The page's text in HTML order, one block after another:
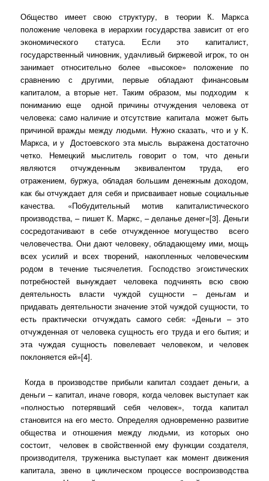
Общество имеет свою структуру, в теории К. Маркса
положение человека в иерархии государства зависит от его
экономического статуса. Если это капиталист,
государственный чиновник, удачливый биржевой игрок, то он
занимает относительно более «высокое» положение по
сравнению с другими, первые обладают финансовым
капиталом, а вторые нет. Таким образом, мы подходим
к
пониманию еще
одной причины отчуждения человека от
человека: само наличие и отсутствие капитала может быть
причиной вражды между людьми. Нужно сказать, что и у К.
Маркса, и у Достоевского эта мысль выражена достаточно
четко. Немецкий мыслитель говорит о том, что деньги
являются отчужденным эквивалентом труда, его
отражением, буржуа, обладая большим денежным доходом,
как бы отчуждает для себя и присваивает новые социальные
качества. «Побудительный мотив капиталистического
производства, – пишет К. Маркс, – деланье денег»[3]. Деньги
сосредотачивают в себе отчужденное могущество
всего
человечества. Они дают человеку, обладающему ими, мощь
всех усилий и всех творений, накопленных человеческим
родом в течение тысячелетия. Господство эгоистических
потребностей вынуждает человека подчинять всю свою
деятельность власти чуждой сущности – деньгам и
придавать деятельности значение этой чуждой сущности, то
есть практически отчуждать самого себя: «Деньги – это
отчужденная от человека сущность его труда и его бытия; и
эта чуждая сущность повелевает человеком, и человек
поклоняется ей»[4].
Когда в производстве прибыли капитал создает деньги, а
деньги – капитал, иначе говоря, когда человек выступает как
«полностью потерявший себя человек», тогда капитал
становится на его место. Определяя одновременно развитие
общества и отношения между людьми, из которых оно
состоит,
человек в свойственной ему функции создателя,
производителя, труженика выступает как момент движения
капитала, звено в циклическом процессе воспроизводства